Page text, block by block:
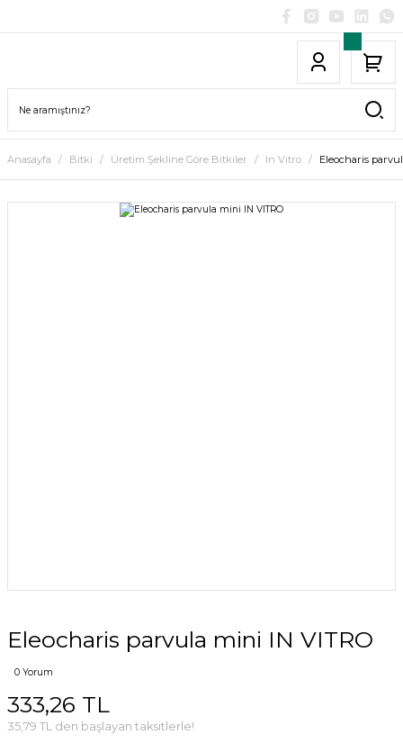
Anasayfa Bitki Üretim Şekline Göre Bitkiler In Vitro Eleocharis
Eleocharis parvula mini IN VITRO
0 Yorum
333,26 TL
35,79 TL den başlayan taksitlerle!